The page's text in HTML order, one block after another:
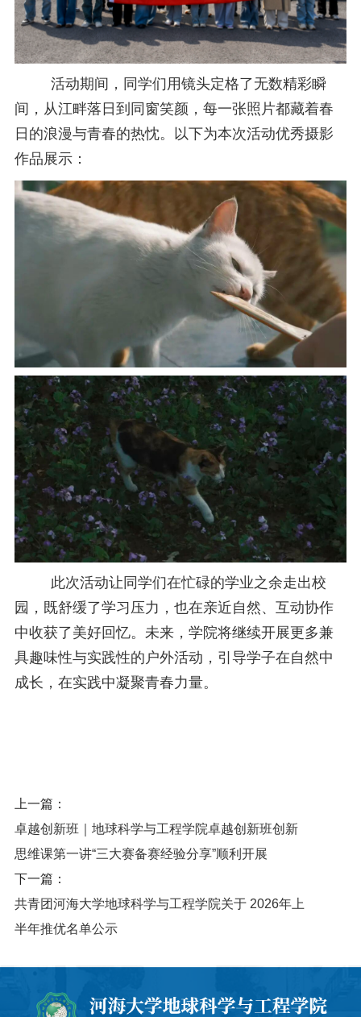
活动期间，同学们用镜头定格了无数精彩瞬
间，从江畔落日到同窗笑颜，每一张照片都藏着春
日的浪漫与青春的热忱。以下为本次活动优秀摄影
作品展示：
此次活动让同学们在忙碌的学业之余走出校
园，既舒缓了学习压力，也在亲近自然、互动协作
中收获了美好回忆。未来，学院将继续开展更多兼
具趣味性与实践性的户外活动，引导学子在自然中
成长，在实践中凝聚青春力量。
上一篇：
卓越创新班｜地球科学与工程学院卓越创新班创新
思维课第一讲“三大赛备赛经验分享”顺利开展
下一篇：
共青团河海大学地球科学与工程学院关于 2026年上
半年推优名单公示